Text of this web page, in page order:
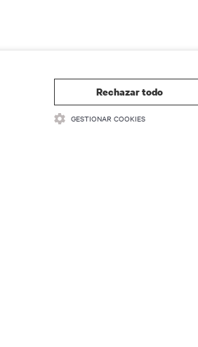
Rechazar todo
GESTIONAR COOKIES